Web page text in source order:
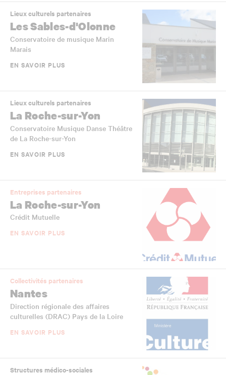
Lieux culturels partenaires
Les Sables-d'Olonne
Conservatoire de musique Marin
Marais
EN SAVOIR PLUS
Lieux culturels partenaires
La Roche-sur-Yon
Conservatoire Musique Danse Théâtre
de La Roche-sur-Yon
EN SAVOIR PLUS
Entreprises partenaires
La Roche-sur-Yon
Crédit Mutuelle
EN SAVOIR PLUS
Collectivités partenaires
Nantes
Direction régionale des affaires
culturelles (DRAC) Pays de la Loire
EN SAVOIR PLUS
Structures médico-sociales